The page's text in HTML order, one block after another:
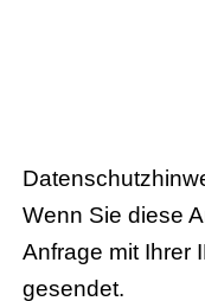
Wenn Sie diese
Anfrage mit Ihrer
gesendet.